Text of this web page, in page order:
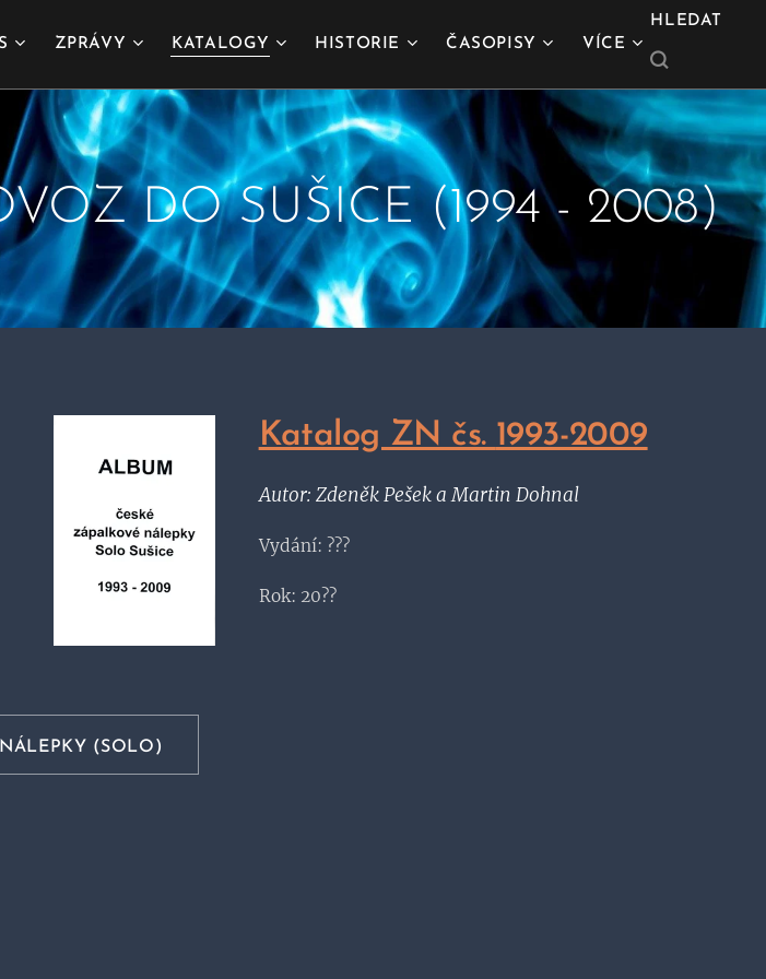
ZPRÁVY KATALOGY HISTORIE ČASOPISY VÍCE
HLEDAT
DO SUŠICE (1994 - 2008)
Katalog ZN čs. 1993-2009
Autor: Zdeněk Pešek a Martin Dohnal
Vydání: ???
Rok: 20??
(SOLO)